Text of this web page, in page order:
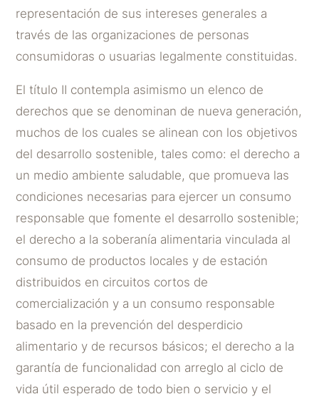
representación de sus intereses generales a
través de las organizaciones de personas
consumidoras o usuarias legalmente constituidas.
El título II contempla asimismo un elenco de
derechos que se denominan de nueva generación,
muchos de los cuales se alinean con los objetivos
del desarrollo sostenible, tales como: el derecho a
un medio ambiente saludable, que promueva las
condiciones necesarias para ejercer un consumo
responsable que fomente el desarrollo sostenible;
el derecho a la soberanía alimentaria vinculada al
consumo de productos locales y de estación
distribuidos en circuitos cortos de
comercialización y a un consumo responsable
basado en la prevención del desperdicio
alimentario y de recursos básicos; el derecho a la
garantía de funcionalidad con arreglo al ciclo de
vida útil esperado de todo bien o servicio y el